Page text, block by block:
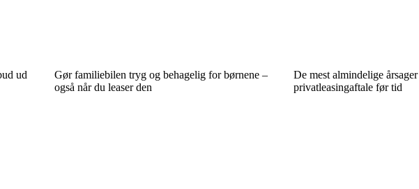
ud
Gør familiebilen tryg og behagelig for børnene –
også når du leaser den
De mest almindelige
privatleasingaftale før tid